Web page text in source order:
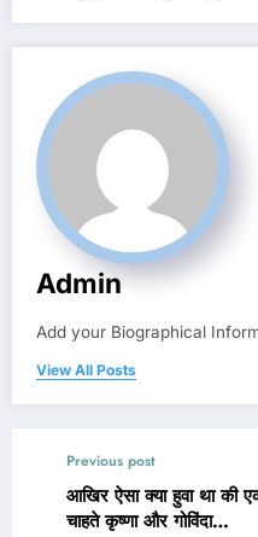
Admin
Add your Biographical
View All Posts
Previous post
आखिर ऐसा क्या हुवा था की
चाहते कृष्णा और गोविंदा…